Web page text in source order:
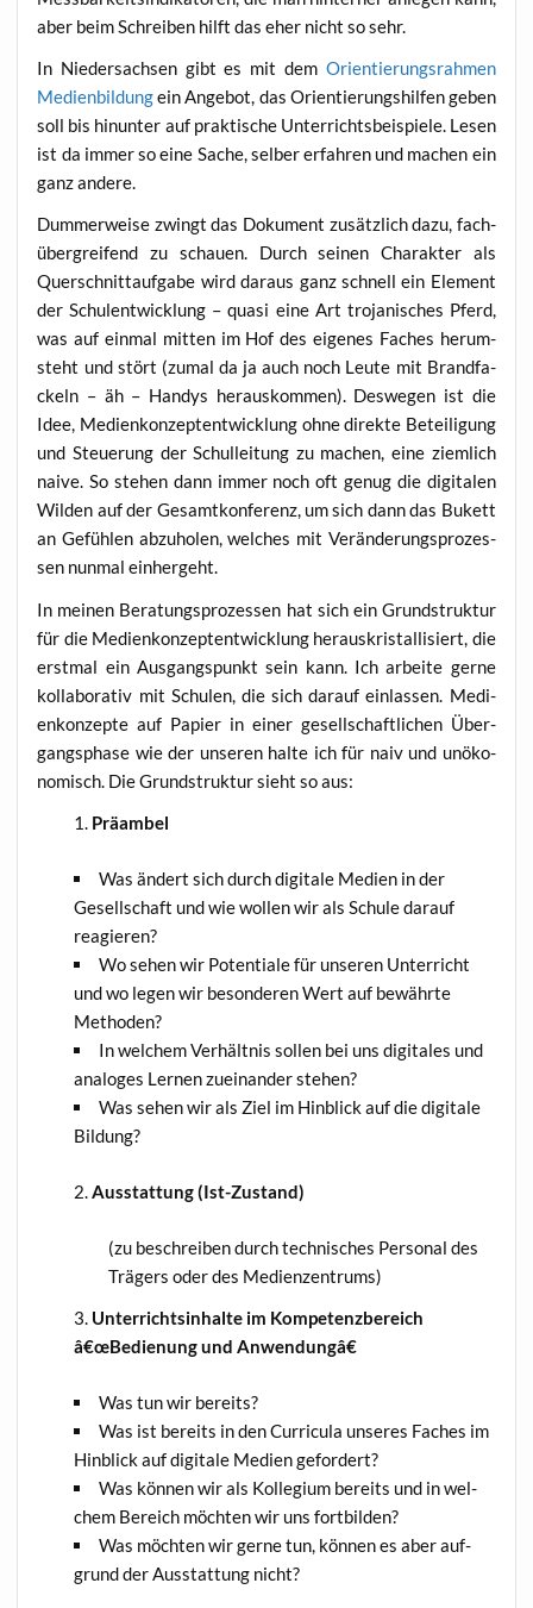
aber beim Schrei­ben hilft das eher nicht so sehr.
In Nie­der­sach­sen gibt es mit dem Ori­en­tie­rungs­rah­men
Medi­en­bil­dungein Ange­bot, das Ori­en­tie­rungs­hil­fen geben
soll bis hin­un­ter auf prak­ti­sche Unter­richts­bei­spie­le. Lesen
ist da immer so eine Sache, sel­ber erfah­ren und machen ein
ganz andere.
Dum­mer­wei­se zwingt das Doku­ment zusätz­lich dazu, fach­
über­grei­fend zu schau­en. Durch sei­nen Cha­rak­ter als
Quer­schnitt­auf­ga­be wird dar­aus ganz schnell ein Ele­ment
der Schul­ent­wick­lung – qua­si eine Art tro­ja­ni­sches Pferd,
was auf ein­mal mit­ten im Hof des eige­nes Faches her­um­
steht und stört (zumal da ja auch noch Leu­te mit Brand­fa­
ckeln – äh – Han­dys her­aus­kom­men). Des­we­gen ist die
Idee, Medi­en­kon­zept­ent­wick­lung ohne direk­te Betei­li­gung
und Steue­rung der Schul­lei­tung zu machen, eine ziem­lich
nai­ve. So ste­hen dann immer noch oft genug die digi­ta­len
Wil­den auf der Gesamt­kon­fe­renz, um sich dann das Bukett
an Gefüh­len abzu­ho­len, wel­ches mit Ver­än­de­rungs­pro­zes­
sen nun­mal einhergeht.
In mei­nen Bera­tungs­pro­zes­sen hat sich ein Grund­struk­tur
für die Medi­en­kon­zept­ent­wick­lung her­aus­kris­tal­li­siert, die
erst­mal ein Aus­gangs­punkt sein kann. Ich arbei­te ger­ne
kol­la­bo­ra­tiv mit Schu­len, die sich dar­auf ein­las­sen. Medi­
en­kon­zep­te auf Papier in einer gesell­schaft­li­chen Über­
gangs­pha­se wie der unse­ren hal­te ich für naiv und unöko­
no­misch. Die Grund­struk­tur sieht so aus:
Präambel
Was ändert sich durch digi­ta­le Medi­en in der
Gesell­schaft und wie wol­len wir als Schu­le dar­auf
reagieren?
Wo sehen wir Poten­tia­le für unse­ren Unter­richt
und wo legen wir beson­de­ren Wert auf bewähr­te
Methoden?
In wel­chem Ver­hält­nis sol­len bei uns digi­ta­les und
ana­lo­ges Ler­nen zuein­an­der stehen?
Was sehen wir als Ziel im Hin­blick auf die digi­ta­le
Bildung?
Aus­stat­tung (Ist-Zustand)
(zu beschrei­ben durch tech­ni­sches Per­so­nal des
Trä­gers oder des Medienzentrums)
Unter­richts­in­hal­te im Kom­pe­tenz­be­reich
â€œBedienung und Anwendungâ€
Was tun wir bereits?
Was ist bereits in den Cur­ri­cu­la unse­res Faches im
Hin­blick auf digi­ta­le Medi­en gefordert?
Was kön­nen wir als Kol­le­gi­um bereits und in wel­
chem Bereich möch­ten wir uns fortbilden?
Was möch­ten wir ger­ne tun, kön­nen es aber auf­
grund der Aus­stat­tung nicht?